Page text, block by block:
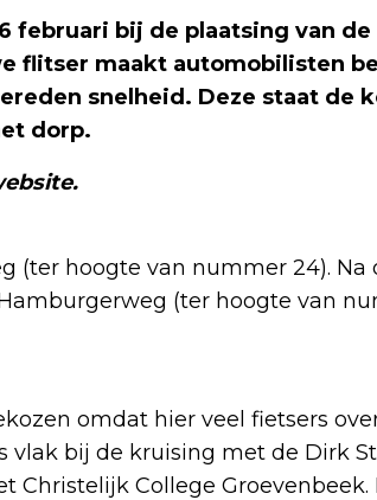
februari bij de plaatsing van
flitser maakt automobilisten
snelheid. Deze staat de
dorp.
(ter hoogte van nummer 24). Na
(ter hoogte van
omdat hier veel fietsers
bij de kruising met de Dirk
Christelijk College Groevenbeek.